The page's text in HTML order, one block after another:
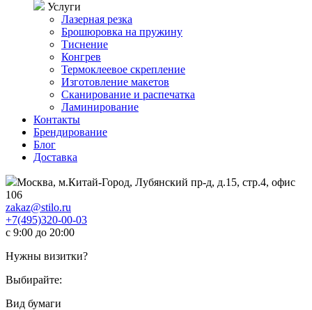
Услуги
Лазерная резка
Брошюровка на пружину
Тиснение
Конгрев
Термоклеевое скрепление
Изготовление макетов
Сканирование и распечатка
Ламинирование
Контакты
Брендирование
Блог
Доставка
Москва, м.Китай-Город, Лубянский пр-д, д.15, стр.4, офис
106
zakaz@stilo.ru
+7(495)320-00-03
с 9:00 до 20:00
Нужны визитки?
Выбирайте:
Вид бумаги